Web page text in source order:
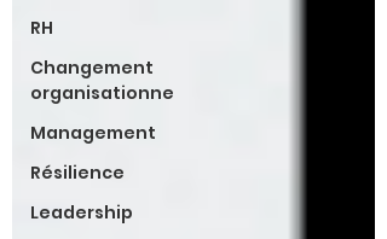
RH
Changement
organisationne
Management
Résilience
Leadership